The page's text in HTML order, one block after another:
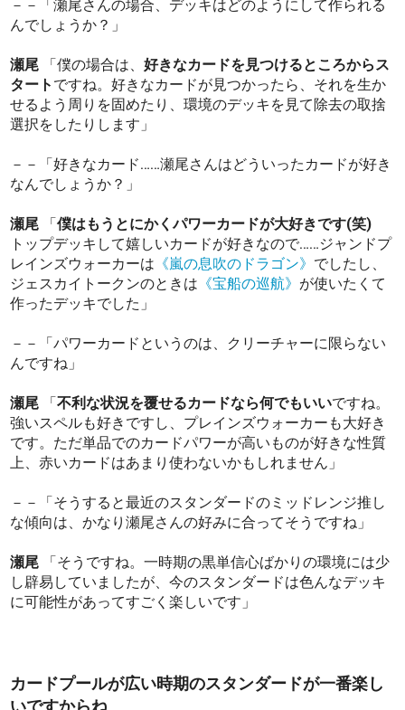
－－「瀬尾さんの場合、デッキはどのようにして作られる
んでしょうか？」
瀬尾 「僕の場合は、好きなカードを見つけるところからス
タート ですね。好きなカードが見つかったら、それを生か
せるよう周りを固めたり、環境のデッキを見て除去の取捨
選択をしたりします」
－－「好きなカード……瀬尾さんはどういったカードが好き
なんでしょうか？」
瀬尾 「僕はもうとにかくパワーカードが大好きです(笑)
トップデッキして嬉しいカードが好きなので……ジャンドプ
レインズウォーカーは 《嵐の息吹のドラゴン》 でしたし、
ジェスカイトークンのときは 《宝船の巡航》 が使いたくて
作ったデッキでした」
－－「パワーカードというのは、クリーチャーに限らない
んですね」
瀬尾 「不利な状況を覆せるカードなら何でもいいですね。
強いスペルも好きですし、プレインズウォーカーも大好き
です。ただ単品でのカードパワーが高いものが好きな性質
上、赤いカードはあまり使わないかもしれません」
－－「そうすると最近のスタンダードのミッドレンジ推し
な傾向は、かなり瀬尾さんの好みに合ってそうですね」
瀬尾
「そうですね。一時期の黒単信心ばかりの環境には少
し辟易していましたが、今のスタンダードは色んなデッキ
に可能性があってすごく楽しいです」
カードプールが広い時期のスタンダードが一番楽し